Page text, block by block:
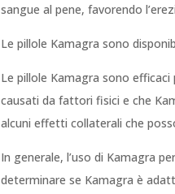
sangue al pene, favorendo
Le pillole Kamagra sono
Le pillole Kamagra sono
causati da fattori fisici e che
alcuni effetti collaterali che
In generale, l’uso di Kamagra
determinare se Kamagra è